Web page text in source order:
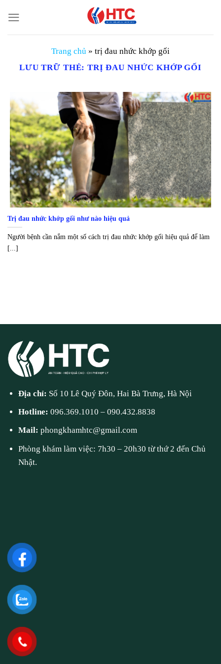
đến
nội
Trang chủ » trị đau nhức khớp gối
LƯU TRỮ THẺ:TRỊ ĐAU NHỨC KHỚP GỐI
Trị đau nhức khớp gối như nào hiệu quả
Người bệnh cần nắm một số cách trị đau nhức khớp gối hiệu quả để làm
[...]
Địa chỉ: Số 10 Lê Quý Đôn, Hai Bà Trưng, Hà Nội
Hotline:096.369.1010 –090.432.8838
Mail:phongkhamhtc@gmail.com
Phòng khám làm việc: 7h30 – 20h30 từ thứ 2 đến Chủ
Nhật.